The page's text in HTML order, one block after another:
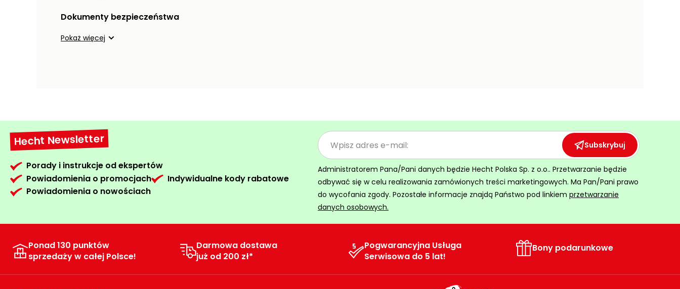
Dokumenty bezpieczeństwa
Pokaż więcej
Hecht Newsletter
Porady i instrukcje od ekspertów
Powiadomienia o promocjach
Indywidualne kody rabatowe
Powiadomienia o nowościach
Subskrybuj
Administratorem Pana/Pani danych będzie Hecht Polska Sp. z o.o.. Przetwarzanie będzie
odbywać się w celu realizowania zamówionych treści marketingowych. Ma Pan/Pani prawo
do wycofania zgody. Pozostałe informacje znajdą Państwo pod linkiem przetwarzanie
danych osobowych.
Ponad 130 punktów
sprzedaży w całej Polsce!
Darmowa dostawa
już od 200 zł*
Pogwarancyjna Usługa
Serwisowa do 5 lat!
Bony podarunkowe